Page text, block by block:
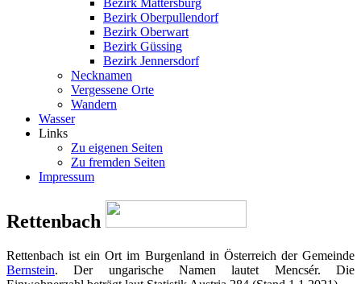
Bezirk Mattersburg
Bezirk Oberpullendorf
Bezirk Oberwart
Bezirk Güssing
Bezirk Jennersdorf
Necknamen
Vergessene Orte
Wandern
Wasser
Links
Zu eigenen Seiten
Zu fremden Seiten
Impressum
Rettenbach
Rettenbach ist ein Ort im Burgenland in Österreich der Gemeinde
Bernstein. Der ungarische Namen lautet Mencsér. Die